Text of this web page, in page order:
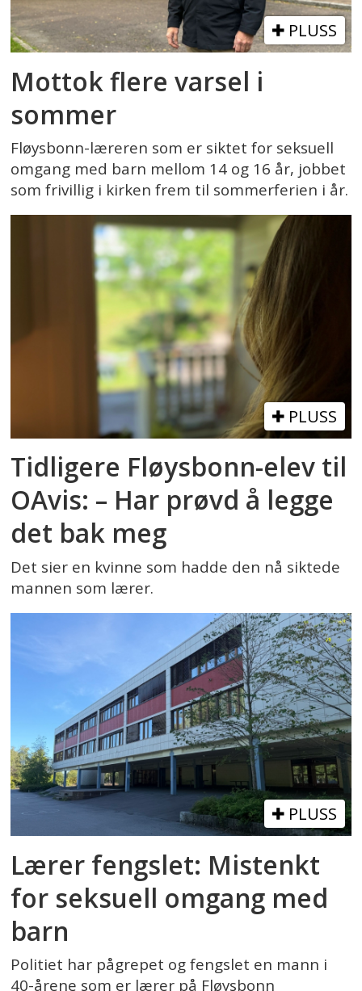
PLUSS
Mottok flere varsel i
sommer
Fløysbonn-læreren som er siktet for seksuell
omgang med barn mellom 14 og 16 år, jobbet
som frivillig i kirken frem til sommerferien i år.
PLUSS
Tidligere Fløysbonn-elev til
OAvis: – Har prøvd å legge
det bak meg
Det sier en kvinne som hadde den nå siktede
mannen som lærer.
PLUSS
Lærer fengslet: Mistenkt
for seksuell omgang med
barn
Politiet har pågrepet og fengslet en mann i
40-årene som er lærer på Fløysbonn